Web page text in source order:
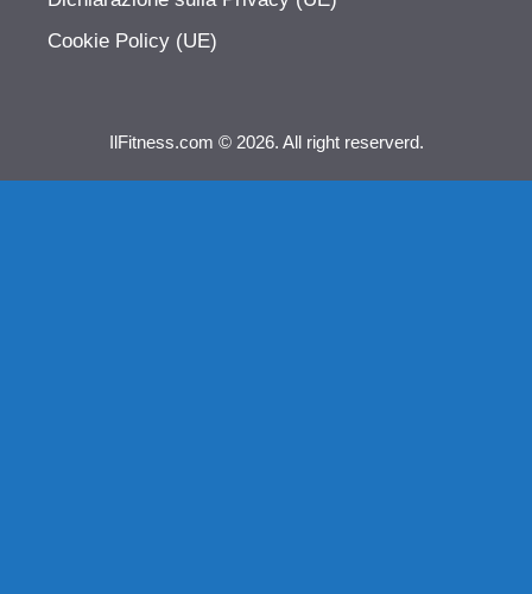
Cookie Policy (UE)
IlFitness.com © 2026. All right reserverd.